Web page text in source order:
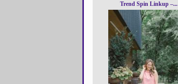
Trend Spin Linkup –...